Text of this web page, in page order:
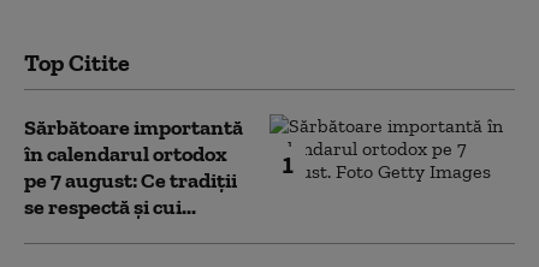
Top Citite
1
Sărbătoare importantă
în calendarul ortodox
pe 7 august: Ce tradiții
se respectă și cui...